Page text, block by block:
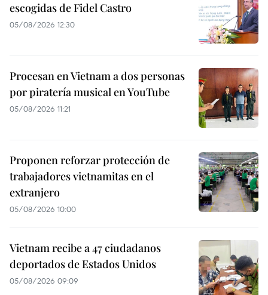
escogidas de Fidel Castro
05/08/2026 12:30
Procesan en Vietnam a dos personas
por piratería musical en YouTube
05/08/2026 11:21
Proponen reforzar protección de
trabajadores vietnamitas en el
extranjero
05/08/2026 10:00
Vietnam recibe a 47 ciudadanos
deportados de Estados Unidos
05/08/2026 09:09